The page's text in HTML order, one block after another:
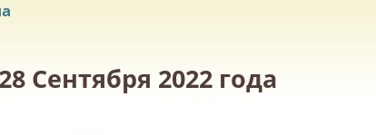
Сентября 2022 года